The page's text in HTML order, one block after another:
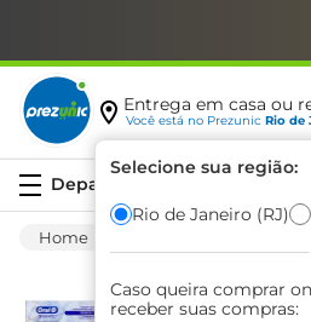
Entrega em casa ou
Você está no Prezunic Rio de
Selecione sua região:
Rio de Janeiro (RJ)
Caso queira comprar
receber suas compras: